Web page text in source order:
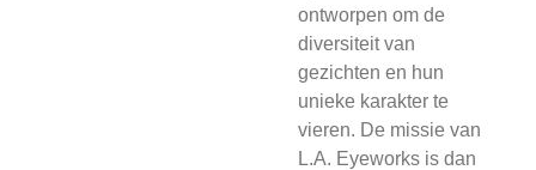
ontworpen om de
diversiteit van
gezichten en hun
unieke karakter te
vieren. De missie van
L.A. Eyeworks is dan